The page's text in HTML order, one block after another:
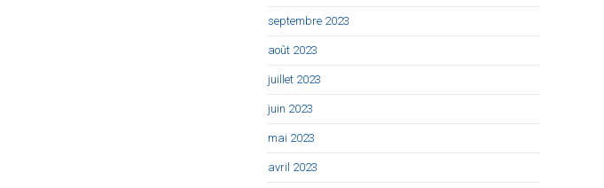
septembre 2023
août 2023
juillet 2023
juin 2023
mai 2023
avril 2023